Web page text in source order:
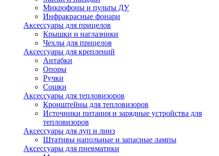
Микрофоны и пульты ДУ
Инфракрасные фонари
Аксессуары для прицелов
Крышки и наглазники
Чехлы для прицелов
Аксессуары для креплений
Антабки
Опоры
Ручки
Сошки
Аксессуары для тепловизоров
Кронштейны для тепловизоров
Источники питания и зарядные устройства для
тепловизоров
Аксессуары для луп и линз
Штативы напольные и запасные лампы
Аксессуары для пневматики